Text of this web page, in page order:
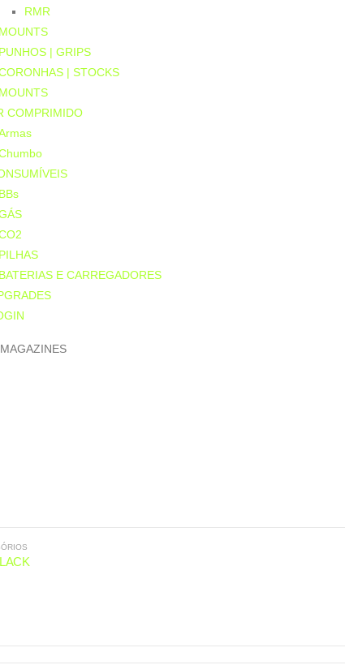
RMR
MOUNTS
PUNHOS | GRIPS
| STOCKS
MOUNTS
COMPRIMIDO
BBs
PILHAS
BATERIAS E CARREGADORES